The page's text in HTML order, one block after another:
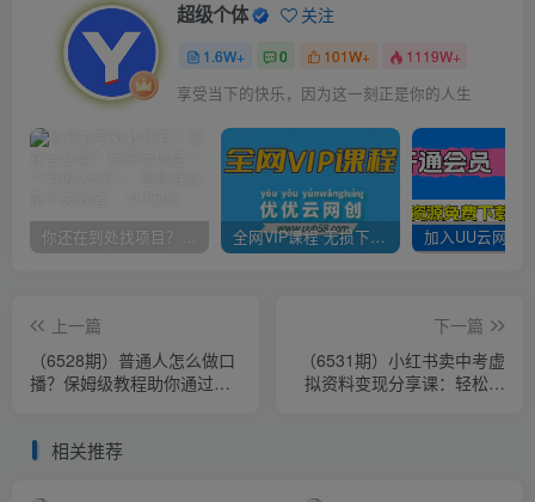
超级个体 关注
1.6W+ 0 101W+ 1119W+
享受当下的快乐，因为这一刻正是你的人生
你还在到处找项目？还在当韭菜？我靠卖项目一个月收入5万+，曾经我也是个失败者。 全网VIP课程 无损下载~
上一篇
（6528期）普通人怎么做口
播？保姆级教程助你通过口
下一篇
（6531期）小红书卖中考虚
拟资料变现分享课：轻松月
相关推荐